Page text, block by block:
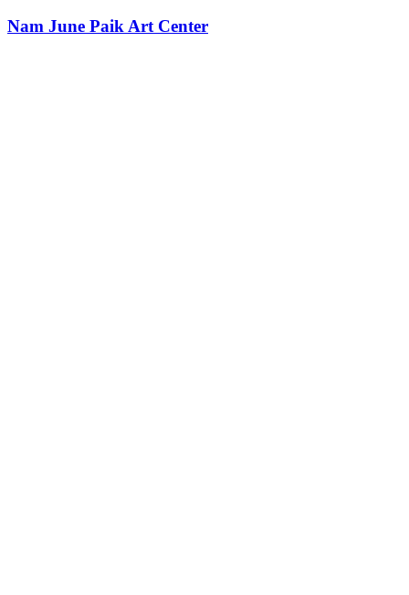
Nam June Paik Art Center